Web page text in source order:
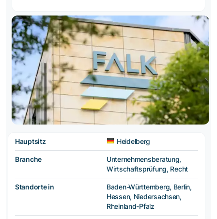
Hauptsitz Heidelberg
Branche
Unternehmensberatung,
Wirtschaftsprüfung, Recht
Standorte in
Baden-Württemberg, Berlin,
Hessen, Niedersachsen,
Rheinland-Pfalz